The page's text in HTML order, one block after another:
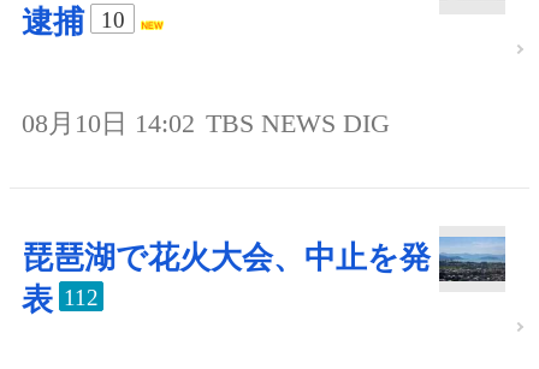
逮捕
10
08月10日 14:02 TBS NEWS DIG
琵琶湖で花火大会、中止を発
表 112